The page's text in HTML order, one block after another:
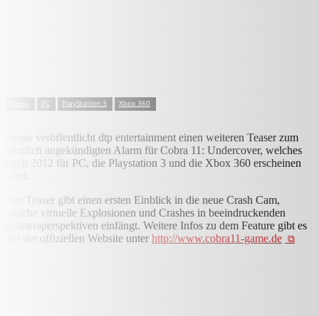
PC PlayStation 3 Xbox 360
Heute veröffentlicht dtp entertainment einen weiteren Teaser zum
kürzlich angekündigten Alarm für Cobra 11: Undercover, welches
noch 2012 für PC, die Playstation 3 und die Xbox 360 erscheinen
Der Teaser gibt einen ersten Einblick in die neue Crash Cam,
welche virtuelle Explosionen und Crashes in beeindruckenden
Kameraperspektiven einfängt. Weitere Infos zu dem Feature gibt es
auf der offiziellen Website unter http://www.cobra11-game.de